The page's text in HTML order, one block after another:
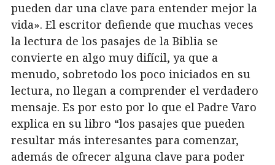
pueden dar una clave para entender mejor la
vida». El escritor defiende que muchas veces
la lectura de los pasajes de la Biblia se
convierte en algo muy difícil, ya que a
menudo, sobretodo los poco iniciados en su
lectura, no llegan a comprender el verdadero
mensaje. Es por esto por lo que el Padre Varo
explica en su libro “los pasajes que pueden
resultar más interesantes para comenzar,
además de ofrecer alguna clave para poder